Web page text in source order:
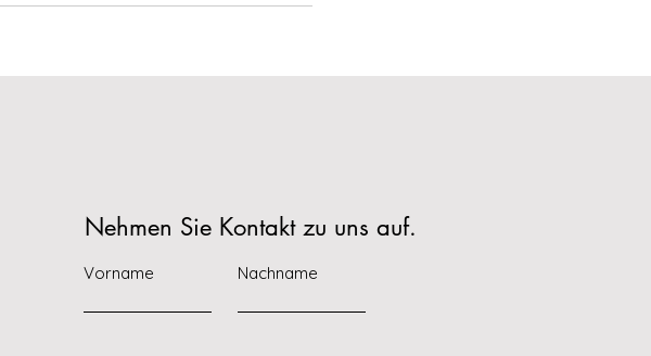
Nehmen Sie Kontakt zu uns auf.
Vorname Nachname